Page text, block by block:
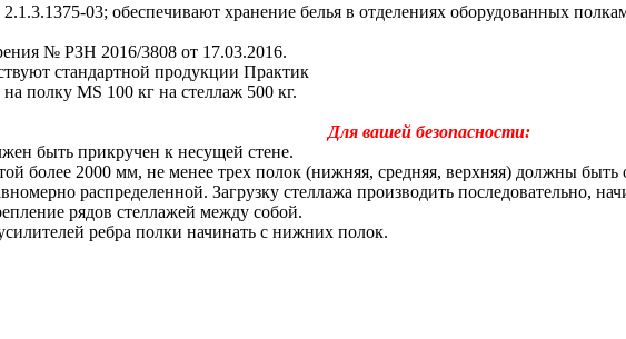
03; обеспечивают хранение белья в отделениях оборудованных
№ РЗН 2016/3808 от 17.03.2016.
стандартной продукции Практик
полку MS 100 кг на стеллаж 500 кг.
Для вашей безопасности:
быть прикручен к несущей стене.
более 2000 мм, не менее трех полок (нижняя, средняя, верхняя) должны
распределенной. Загрузку стеллажа производить последовательно,
рядов стеллажей между собой.
ребра полки начинать с нижних полок.